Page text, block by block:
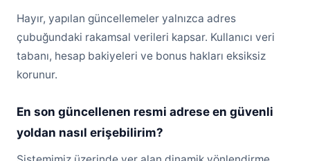
Hayır, yapılan güncellemeler yalnızca adres
çubuğundaki rakamsal verileri kapsar. Kullanıcı veri
tabanı, hesap bakiyeleri ve bonus hakları eksiksiz
korunur.
En son güncellenen resmi adrese en güvenli
yoldan nasıl erişebilirim?